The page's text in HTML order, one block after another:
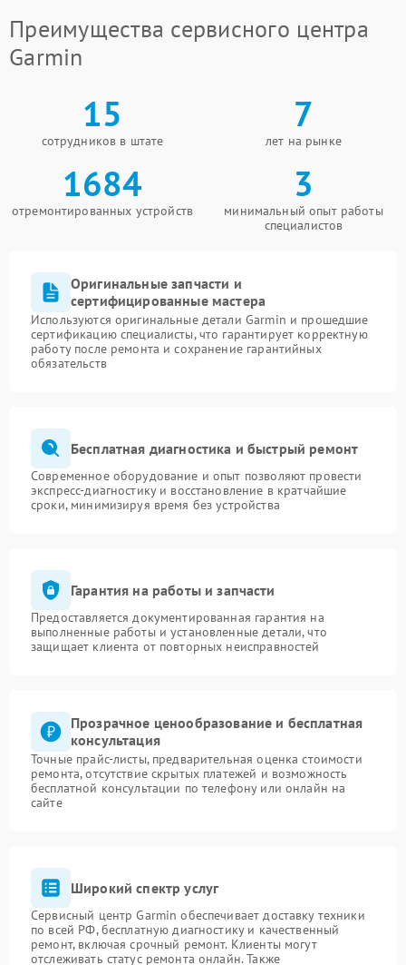
Преимущества сервисного центра
Garmin
15
сотрудников в штате
7
лет на рынке
1684
отремонтированных устройств
3
минимальный опыт работы
специалистов
Оригинальные запчасти и
сертифицированные мастера
Используются оригинальные детали Garmin и прошедшие
сертификацию специалисты, что гарантирует корректную
работу после ремонта и сохранение гарантийных
обязательств
Бесплатная диагностика и быстрый ремонт
Современное оборудование и опыт позволяют провести
экспресс-диагностику и восстановление в кратчайшие
сроки, минимизируя время без устройства
Гарантия на работы и запчасти
Предоставляется документированная гарантия на
выполненные работы и установленные детали, что
защищает клиента от повторных неисправностей
Прозрачное ценообразование и бесплатная
консультация
Точные прайс-листы, предварительная оценка стоимости
ремонта, отсутствие скрытых платежей и возможность
бесплатной консультации по телефону или онлайн на
сайте
Широкий спектр услуг
Сервисный центр Garmin обеспечивает доставку техники
по всей РФ, бесплатную диагностику и качественный
ремонт, включая срочный ремонт. Клиенты могут
отслеживать статус ремонта онлайн. Также